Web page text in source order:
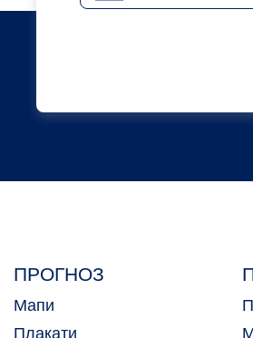
ПРОГНОЗ
Мапи
Плакати